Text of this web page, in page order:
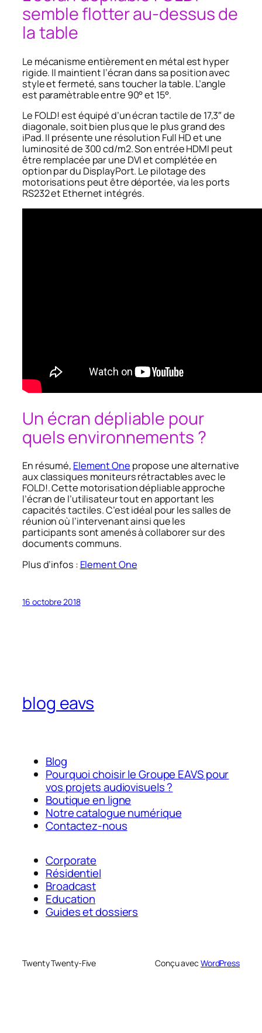
semble flotter au-dessus de
la table
Le mécanisme entièrement en métal est hyper
rigide. Il maintient l’écran dans sa position avec
style et fermeté, sans toucher la table. L’angle
est paramètrable entre 90° et 15°.
Le FOLD! est équipé d’un écran tactile de 17,3″ de
diagonale, soit bien plus que le plus grand des
iPad. Il présente une résolution Full HD et une
luminosité de 300 cd/m2. Son entrée HDMI peut
être remplacée par une DVI et complétée en
option par du DisplayPort. Le pilotage des
motorisations peut être déportée, via les ports
RS232 et Ethernet intégrés.
Un écran dépliable pour
quels environnements ?
En résumé, Element One propose une alternative
aux classiques moniteurs rétractables avec le
FOLD!. Cette motorisation dépliable approche
l’écran de l’utilisateur tout en apportant les
capacités tactiles. C’est idéal pour les salles de
réunion où l’intervenant ainsi que les
participants sont amenés à collaborer sur des
documents communs.
Plus d’infos : Element One
16 octobre 2018
blog eavs
Blog
Pourquoi choisir le Groupe EAVS pour
vos projets audiovisuels ?
Boutique en ligne
Notre catalogue numérique
Contactez-nous
Corporate
Résidentiel
Broadcast
Education
Guides et dossiers
Twenty Twenty-Five Conçu avec WordPress